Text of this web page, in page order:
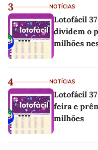
3 NOTÍCIAS
Lotofácil
dividem o
milhões
4 NOTÍCIAS
Lotofácil
feira e
milhões